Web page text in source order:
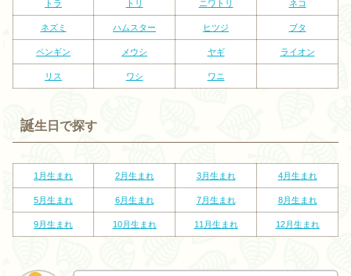
トラ トリ ニワトリ ネコ
ネズミ ハムスター ヒツジ ブタ
ペンギン メウシ ヤギ ライオン
リス ワシ ワニ
誕生日で探す
1月生まれ 2月生まれ 3月生まれ 4月生まれ
5月生まれ 6月生まれ 7月生まれ 8月生まれ
9月生まれ 10月生まれ 11 月生まれ 12月生まれ